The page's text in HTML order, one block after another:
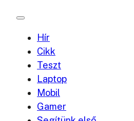
Hír
Cikk
Teszt
Laptop
Mobil
Gamer